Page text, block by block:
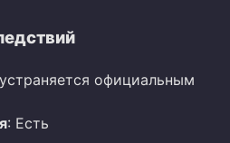
официальным
: Есть